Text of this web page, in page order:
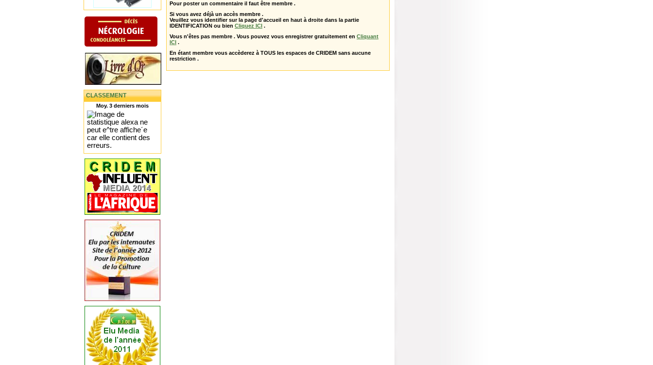
CLASSEMENT
Moy. 3 derniers mois
Pour poster un commentaire il faut être membre .
Si vous avez déjà un accès membre .
Veuillez vous identifier sur la page d'accueil en haut à droite dans la partie
IDENTIFICATION ou bien Cliquez ICI .
Vous n'êtes pas membre . Vous pouvez vous enregistrer gratuitement en Cliquant
ICI .
En étant membre vous accèderez à TOUS les espaces de CRIDEM sans aucune
restriction .